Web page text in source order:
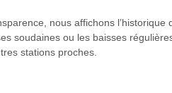
nous affichons
soudaines ou les baisses
stations proches.